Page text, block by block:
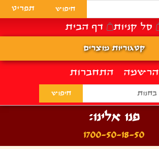
הרשמה התחברות
סל קניות דף הבית
פנו אלינו:
1700-50-18-50
תפריט
קטגוריות מוצרים